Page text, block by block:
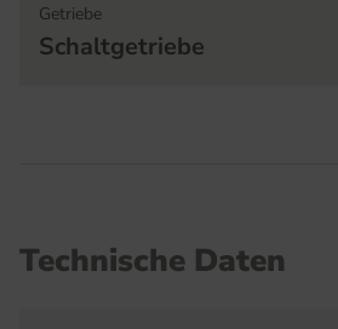
Getriebe
Schaltgetriebe
Technische Daten